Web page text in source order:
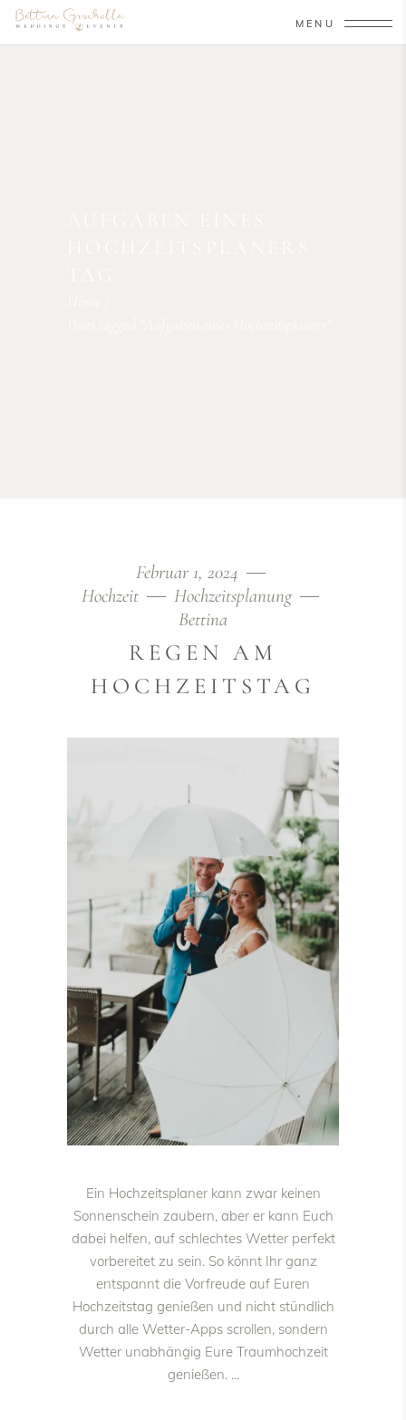
MENU
Februar 1, 2024
Hochzeit
Hochzeitsplanung
Bettina
REGEN AM
HOCHZEITSTAG
Ein Hochzeitsplaner kann zwar keinen
Sonnenschein zaubern, aber er kann Euch
dabei helfen, auf schlechtes Wetter perfekt
vorbereitet zu sein. So könnt Ihr ganz
entspannt die Vorfreude auf Euren
Hochzeitstag genießen und nicht stündlich
durch alle Wetter-Apps scrollen, sondern
Wetter unabhängig Eure Traumhochzeit
genießen.